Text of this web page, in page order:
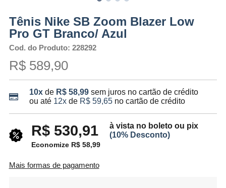
Tênis Nike SB Zoom Blazer Low
Pro GT Branco/ Azul
Cod. do Produto: 228292
R$ 589,90
10xde R$ 58,99 sem juros no cartão de crédito
ou até 12xde R$ 59,65no cartão de crédito
R$ 530,91
à vista no boleto ou pix
(10% Desconto)
Economize R$ 58,99
Mais formas de pagamento